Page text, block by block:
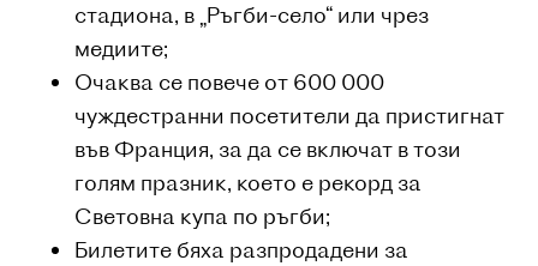
стадиона, в „Ръгби-село“ или чрез
медиите;
Очаква се повече от 600 000
чуждестранни посетители да пристигнат
във Франция, за да се включат в този
голям празник, което е рекорд за
Световна купа по ръгби;
Билетите бяха разпродадени за